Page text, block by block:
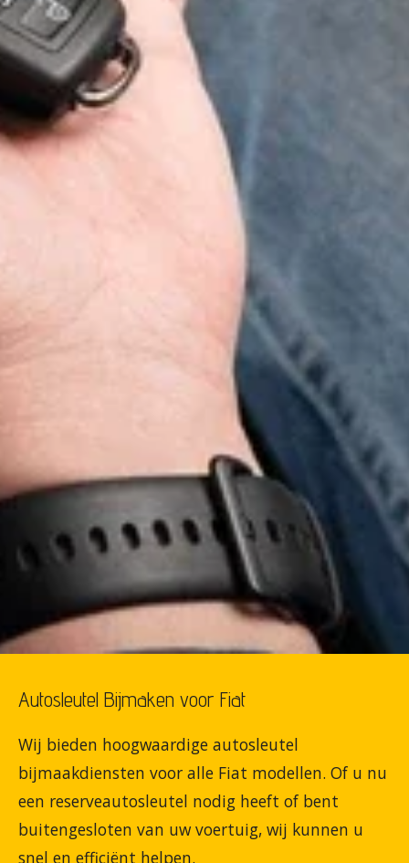
Autosleutel Bijmaken voor Fiat
Wij bieden hoogwaardige autosleutel
bijmaakdiensten voor alle Fiat modellen. Of u nu
een reserveautosleutel nodig heeft of bent
buitengesloten van uw voertuig, wij kunnen u
snel en efficiënt helpen.